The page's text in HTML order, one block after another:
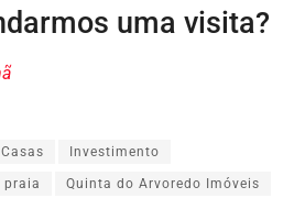
uma visita?
Casas Investimento
praia Quinta do Arvoredo Imóveis